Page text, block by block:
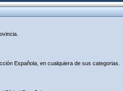
Española, en cualquiera de sus categorias.